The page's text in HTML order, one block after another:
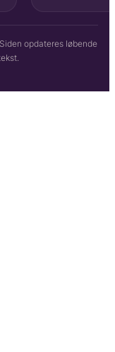
opdateres løbende